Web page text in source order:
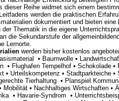
dieser Reihe widmet sich einem
werden die praktischen
dokumentiert und bieten
der Thematik in die eigene
die Sekundarstufe der
Lernorte.
werden bisher kostenlos
• Baumwolle •
• Flughafen Tempelhof • Schokolade •
• Urteilskompetenz • Stadtparkteiche •
Tierhaltung • Planspiel
Mobilität • Nachhaltiges Wirtschaften •
• Havarie-Syndrom •